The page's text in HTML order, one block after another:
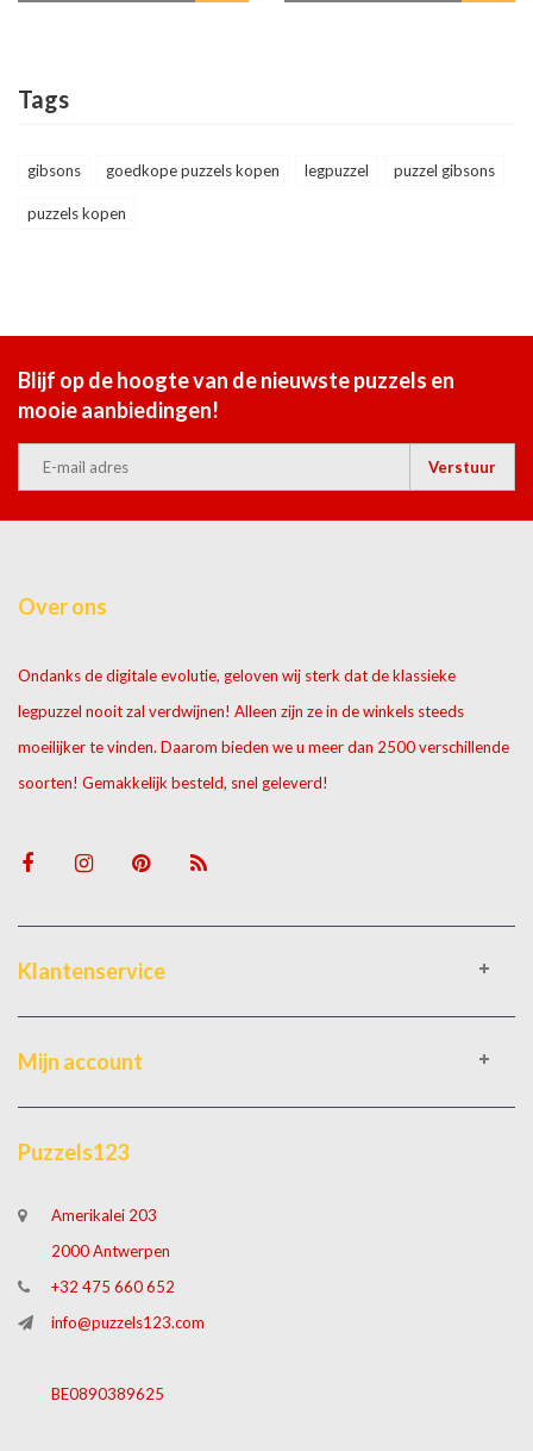
Tags
gibsons goedkope puzzels kopen legpuzzel puzzel gibsons
puzzels kopen
Blijf op de hoogte van de nieuwste puzzels en
mooie aanbiedingen!
Verstuur
Over ons
Ondanks de digitale evolutie, geloven wij sterk dat de klassieke
legpuzzel nooit zal verdwijnen! Alleen zijn ze in de winkels steeds
moeilijker te vinden. Daarom bieden we u meer dan 2500 verschillende
soorten! Gemakkelijk besteld, snel geleverd!
Klantenservice
Mijn account
Puzzels123
Amerikalei 203
2000 Antwerpen
+32 475 660 652
info@puzzels123.com
BE0890389625